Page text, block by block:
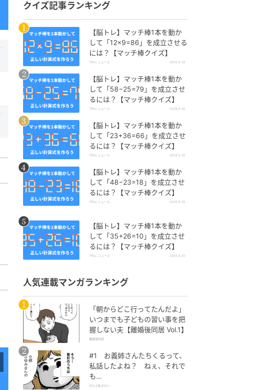
クイズ記事ランキング
【脳トレ】マッチ棒1本を動か
して「12×9=86」を成立させる
には？【マッチ棒クイズ】
TRILL ニュース 2026.6.30
【脳トレ】マッチ棒1本を動か
して「58−25=79」を成立させ
るには？【マッチ棒クイズ】
TRILL ニュース 2026.6.30
【脳トレ】マッチ棒1本を動か
して「23+36=66」を成立させ
るには？【マッチ棒クイズ】
TRILL ニュース 2026.6.30
【脳トレ】マッチ棒1本を動か
して「48−23=18」を成立させ
るには？【マッチ棒クイズ】
TRILL ニュース 2026.6.30
【脳トレ】マッチ棒1本を動か
して「35+26=10」を成立させ
るには？【マッチ棒クイズ】
TRILL ニュース 2026.6.30
人気連載マンガランキング
「朝からどこ行ってたんだよ」
いつまでも子どもの習い事を把
握しない夫【離婚後同居 Vol.1】
離婚後同居
#1 お義姉さんたちくるって、
私話したよね？ ねぇ、それで
も…
ぜんぶ私のせい